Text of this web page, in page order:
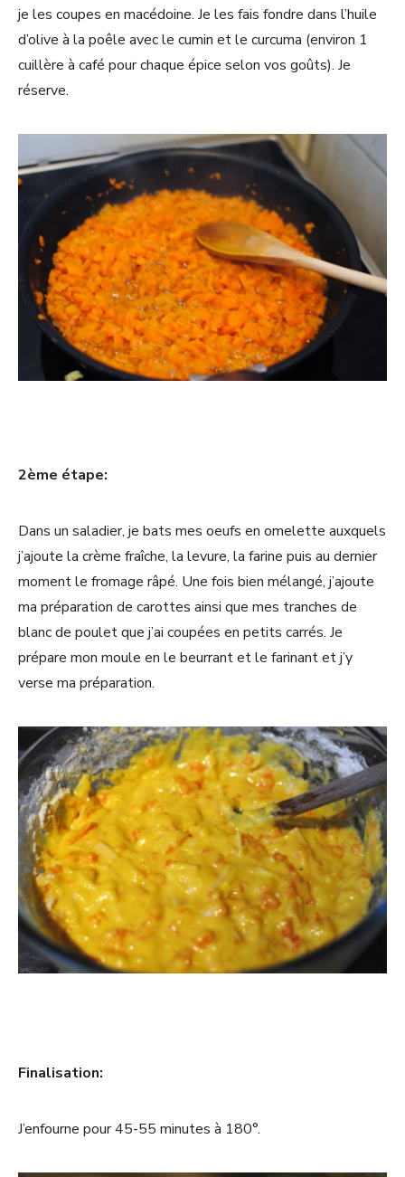
je les coupes en macédoine. Je les fais fondre dans l’huile
d’olive à la poêle avec le cumin et le curcuma (environ 1
cuillère à café pour chaque épice selon vos goûts). Je
réserve.
2ème étape:
Dans un saladier, je bats mes oeufs en omelette auxquels
j’ajoute la crème fraîche, la levure, la farine puis au dernier
moment le fromage râpé. Une fois bien mélangé, j’ajoute
ma préparation de carottes ainsi que mes tranches de
blanc de poulet que j’ai coupées en petits carrés. Je
prépare mon moule en le beurrant et le farinant et j’y
verse ma préparation.
Finalisation:
J’enfourne pour 45-55 minutes à 180°.